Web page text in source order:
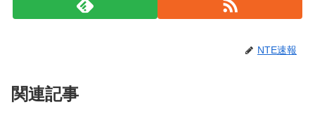
NTE速報
関連記事